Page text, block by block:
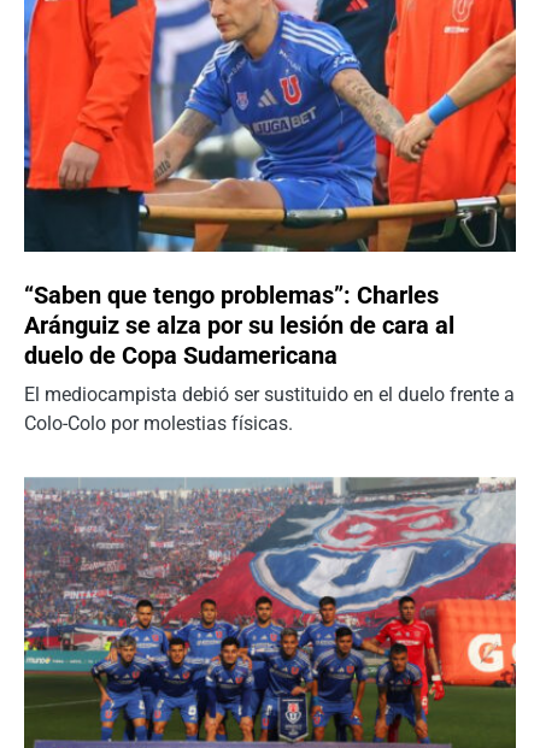
“Saben que tengo problemas”: Charles
Aránguiz se alza por su lesión de cara al
duelo de Copa Sudamericana
El mediocampista debió ser sustituido en el duelo frente a
Colo-Colo por molestias físicas.